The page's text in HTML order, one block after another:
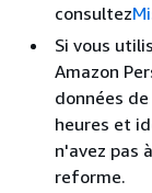
consultez
Si vous
Amazon
données
heures et
n'avez pas
reforme.